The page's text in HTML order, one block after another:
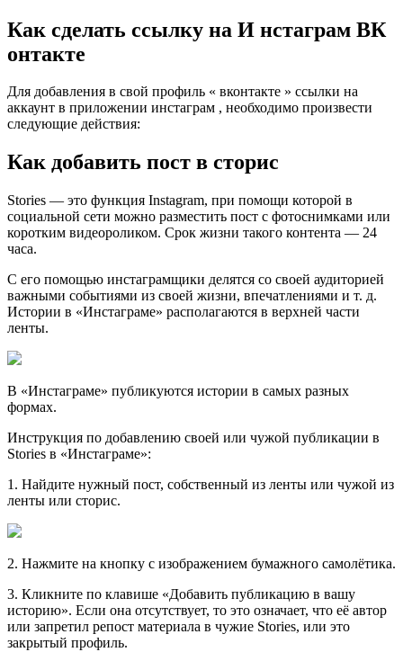
Как сделать ссылку на И нстаграм ВК
онтакте
Для добавления в свой профиль « вконтакте » ссылки на
аккаунт в приложении инстаграм , необходимо произвести
следующие действия:
Как добавить пост в сторис
Storiеs — это функция Instagram, при помощи которой в
социальной сети можно разместить пост с фотоснимками или
коротким видеороликом. Срок жизни такого контента — 24
часа.
С его помощью инстаграмщики делятся со своей аудиторией
важными событиями из своей жизни, впечатлениями и т. д.
Истории в «Инстаграме» располагаются в верхней части
ленты.
В «Инстаграме» публикуются истории в самых разных
формах.
Инструкция по добавлению своей или чужой публикации в
Stories в «Инстаграме»:
1. Найдите нужный пост, собственный из ленты или чужой из
ленты или сторис.
2. Нажмите на кнопку с изображением бумажного самолётика.
3. Кликните по клавише «Добавить публикацию в вашу
историю». Если она отсутствует, то это означает, что её автор
или запретил репост материала в чужие Stories, или это
закрытый профиль.